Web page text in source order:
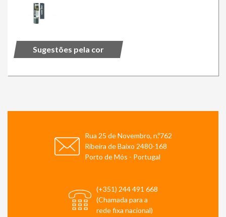
Sugestões pela cor
Rua 25 de Novembro, n.º762
Ribeira de Baixo 2480-168
Porto de Mós - Portugal
(+351) 244 491 668
(Chamada para a
rede fixa nacional)